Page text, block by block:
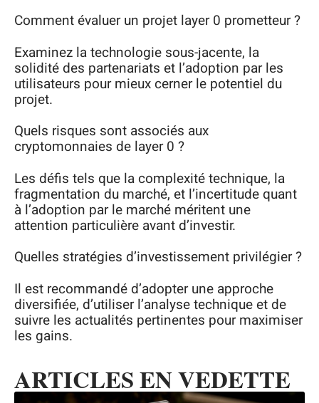
Comment évaluer un projet layer 0 prometteur ?
Examinez la technologie sous-jacente, la
solidité des partenariats et l’adoption par les
utilisateurs pour mieux cerner le potentiel du
projet.
Quels risques sont associés aux
cryptomonnaies de layer 0 ?
Les défis tels que la complexité technique, la
fragmentation du marché, et l’incertitude quant
à l’adoption par le marché méritent une
attention particulière avant d’investir.
Quelles stratégies d’investissement privilégier ?
Il est recommandé d’adopter une approche
diversifiée, d’utiliser l’analyse technique et de
suivre les actualités pertinentes pour maximiser
les gains.
ARTICLES EN VEDETTE